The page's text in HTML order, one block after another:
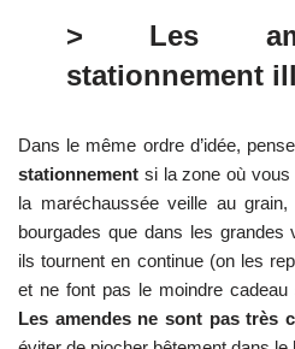
> Les
stationnement
Dans le même ordre d’idée,
stationnement si la zone où
la maréchaussée veille au
bourgades que dans les grandes
ils tournent en continue (on les
et ne font pas le moindre cadeau
Les amendes ne sont pas très